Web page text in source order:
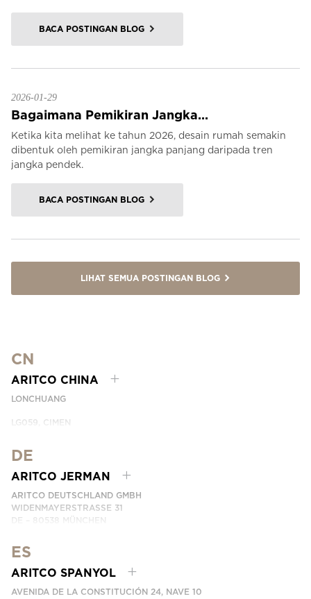
BACA POSTINGAN BLOG
2026-01-29
Bagaimana Pemikiran Jangka...
Ketika kita melihat ke tahun 2026, desain rumah semakin
dibentuk oleh pemikiran jangka panjang daripada tren
jangka pendek.
BACA POSTINGAN BLOG
LIHAT SEMUA POSTINGAN BLOG
CN
ARITCO CHINA
LONCHUANG
LG059, CIMEN
SHANGHAI, CHINA
EMAIL:INFO.CHINA@ARITCO.COM
TELEPON:
+86 400 6233 121
HUBUNGI KAMI
DE
ARITCO JERMAN
ARITCO DEUTSCHLAND GMBH
WIDENMAYERSTRASSE 31
DE – 80538 MÜNCHEN
TELEPON: +49 7123 9597272
HUBUNGI KAMI
ES
ARITCO SPANYOL
AVENIDA DE LA CONSTITUCIÓN 24, NAVE 10